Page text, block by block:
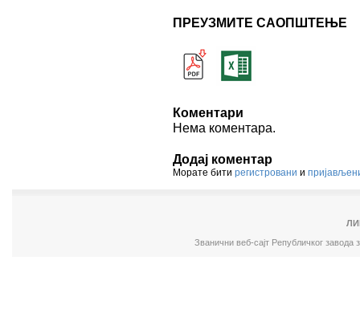
ПРЕУЗМИТЕ САОПШТЕЊЕ
Коментари
Нема коментара.
Додај коментар
Морате бити регистровани и
Званични веб-сајт Републичког